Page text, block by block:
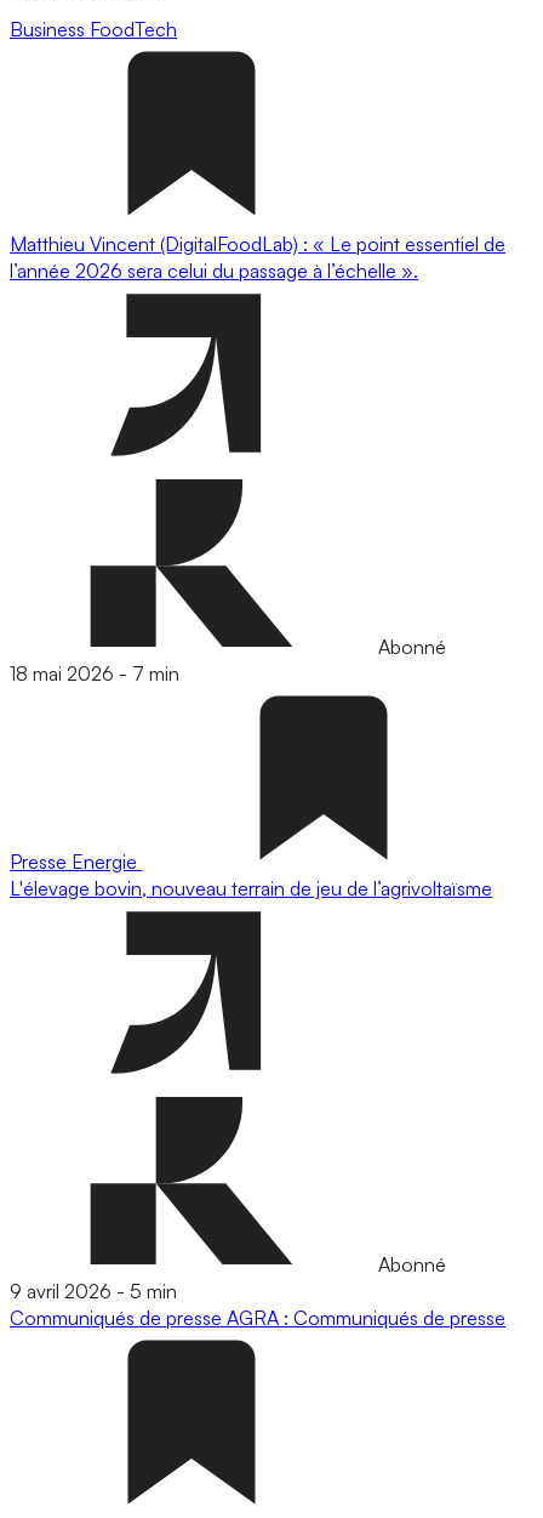
Business FoodTech
Matthieu Vincent (DigitalFoodLab) : « Le point essentiel de
l’année 2026 sera celui du passage à l’échelle ».
Abonné
18 mai 2026 - 7 min
Presse Energie
L'élevage bovin, nouveau terrain de jeu de l’agrivoltaïsme
Abonné
9 avril 2026 - 5 min
Communiqués de presse AGRA : Communiqués de presse